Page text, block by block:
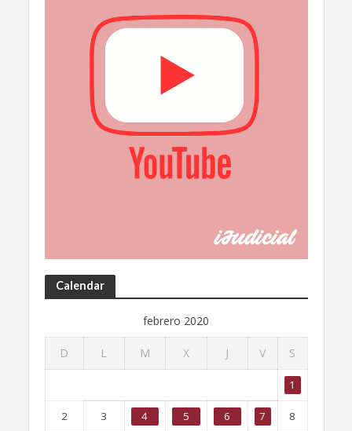
Calendar
febrero 2020
D L M X J V S
1
2 3 4 5 6 7 8